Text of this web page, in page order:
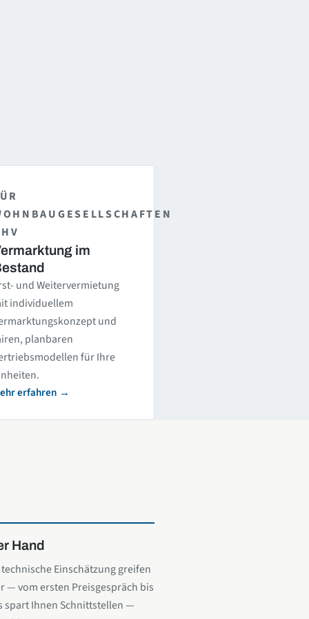
im
und Weitervermietung
individuellem
und
planbaren
für Ihre
erfahren
Hand
Einschätzung greifen
— vom ersten Preisgespräch bis
spart Ihnen Schnittstellen —